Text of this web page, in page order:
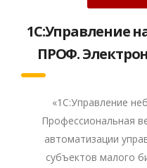
1С:Управление
ПРОФ.
«1С:Управление
Профессиональная
автоматизации
субъектов малого